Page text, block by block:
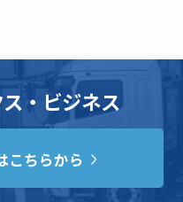
・ビジネス
こちらから